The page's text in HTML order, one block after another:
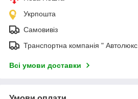
Укрпошта
Самовивіз
Транспортна компанія " Автолюкс
Всі умови доставки